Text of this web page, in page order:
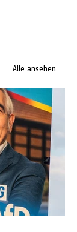
Alle ansehen